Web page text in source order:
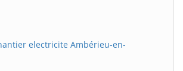
electricite Ambérieu-en-